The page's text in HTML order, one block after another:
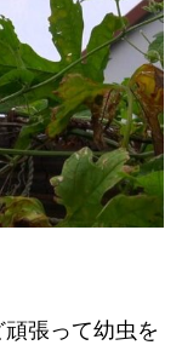
張って幼虫を